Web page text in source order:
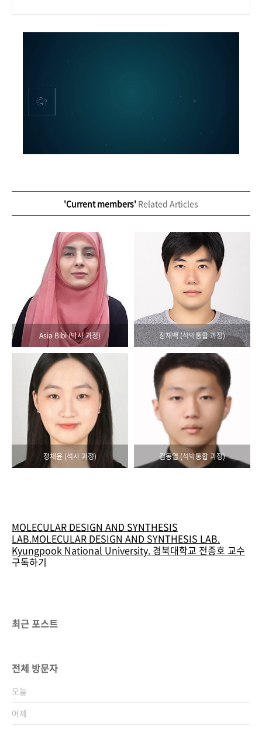
'Current members' Related Articles
Asia Bibi (박사 과정) 장재백 (석박통합 과정)
정채윤 (석사 과정) 김동엽 (석박통합 과정)
MOLECULAR DESIGN AND SYNTHESIS
LAB.MOLECULAR DESIGN AND SYNTHESIS LAB.
Kyungpook National University. 경북대학교 전종호 교수
구독하기
최근 포스트
전체 방문자
오늘
어제